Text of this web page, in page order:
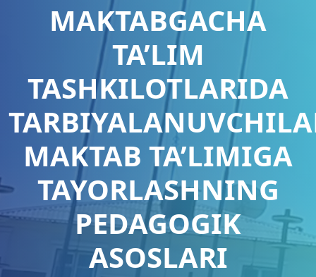
MAKTABGACHA
TA’LIM
TASHKILOTLARIDA
MAKTAB TA’LIMIGA
TAYORLASHNING
PEDAGOGIK
ASOSLARI